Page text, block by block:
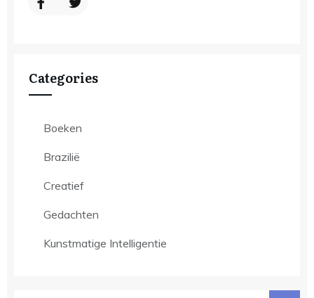
Categories
Boeken
Brazilië
Creatief
Gedachten
Kunstmatige Intelligentie